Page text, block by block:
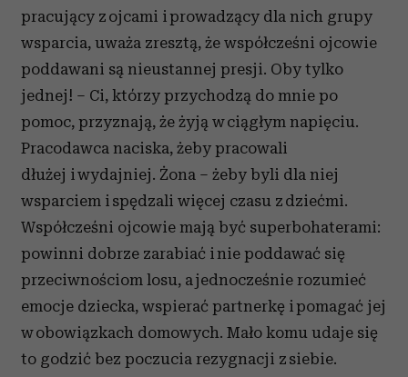
pracujący z ojcami i prowadzący dla nich grupy
wsparcia, uważa zresztą, że współcześni ojcowie
poddawani są nieustannej presji. Oby tylko
jednej! – Ci, którzy przychodzą do mnie po
pomoc, przyznają, że żyją w ciągłym napięciu.
Pracodawca naciska, żeby pracowali
dłużej i wydajniej. Żona – żeby byli dla niej
wsparciem i spędzali więcej czasu z dziećmi.
Współcześni ojcowie mają być superbohaterami:
powinni dobrze zarabiać i nie poddawać się
przeciwnościom losu, a jednocześnie rozumieć
emocje dziecka, wspierać partnerkę i pomagać jej
w obowiązkach domowych. Mało komu udaje się
to godzić bez poczucia rezygnacji z siebie.